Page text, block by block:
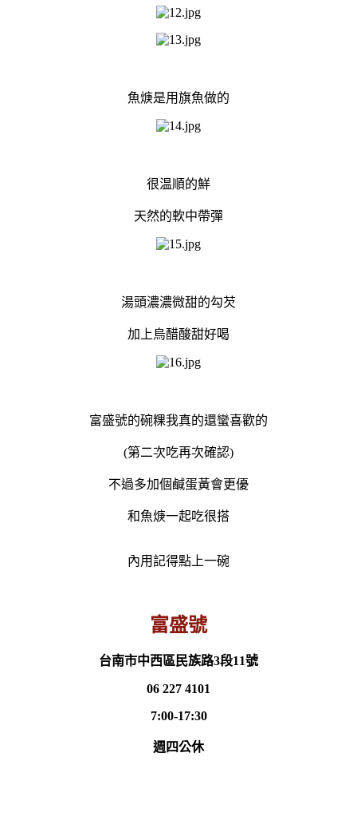
魚焿是用旗魚做的
很温順的鮮
天然的軟中帶彈
湯頭濃濃微甜的勾芡
加上烏醋酸甜好喝
富盛號的碗粿我真的還蠻喜歡的
(第二次吃再次確認)
不過多加個鹹蛋黃會更優
和魚焿一起吃很搭
內用記得點上一碗
富盛號
台南市中西區民族路3段11號
06 227 4101
7:00-17:30
週四公休